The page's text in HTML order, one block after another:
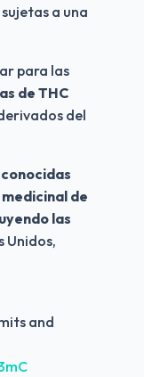
a una
de THC
del
de
las
Unidos,
and